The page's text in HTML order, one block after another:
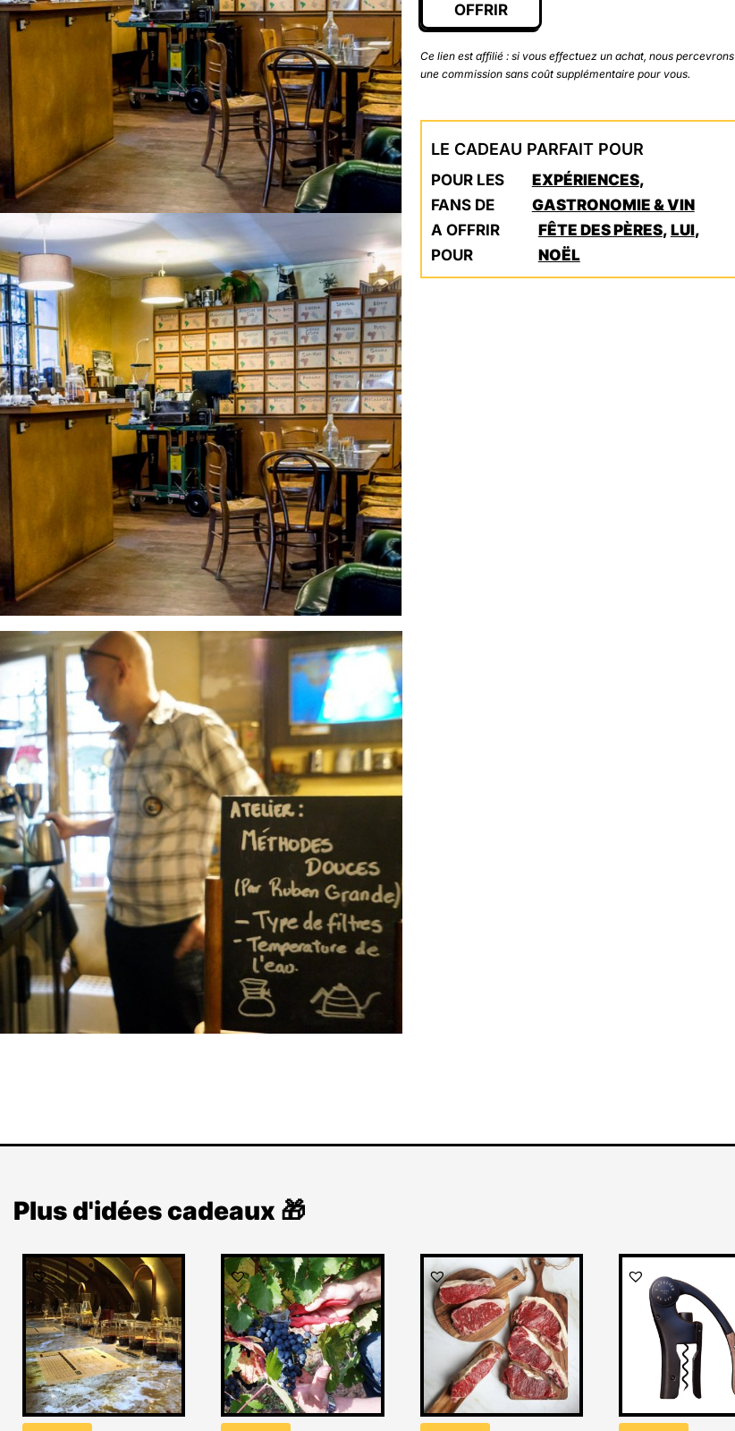
Ajouter à ma Kyft list
OFFRIR
Ce lien est affilié : si vous effectuez un achat, nous percevrons
une commission sans coût supplémentaire pour vous.
LE CADEAU PARFAIT POUR
POUR LES
FANS DE
EXPÉRIENCES,
GASTRONOMIE & VIN
A OFFRIR
POUR
FÊTE DES PÈRES, LUI,
NOËL
Plus d'idées cadeaux 🎁